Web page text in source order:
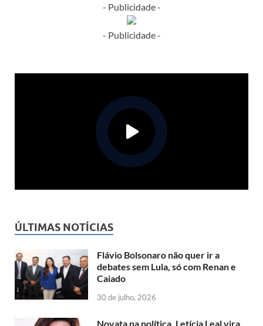
- Publicidade -
- Publicidade -
ÚLTIMAS NOTÍCIAS
Flávio Bolsonaro não quer ir a
debates sem Lula, só com Renan e
Caiado
30 de julho, 2026
Novata na política, Letícia Leal vira